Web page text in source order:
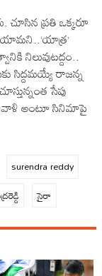
చూసిన ప్రతి ఒక్కరూ
నిలువుటద్దం..
సిద్దమయ్యే రాజన్న
సేపు
నివాళి అంటూ సినిమాపై
surendra reddy
సైరా